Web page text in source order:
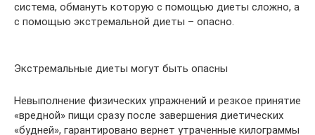
система, обмануть которую с помощью диеты сложно, а
с помощью экстремальной диеты – опасно.
Экстремальные диеты могут быть опасны
Невыполнение физических упражнений и резкое принятие
«вредной» пищи сразу после завершения диетических
«будней», гарантировано вернет утраченные килограммы